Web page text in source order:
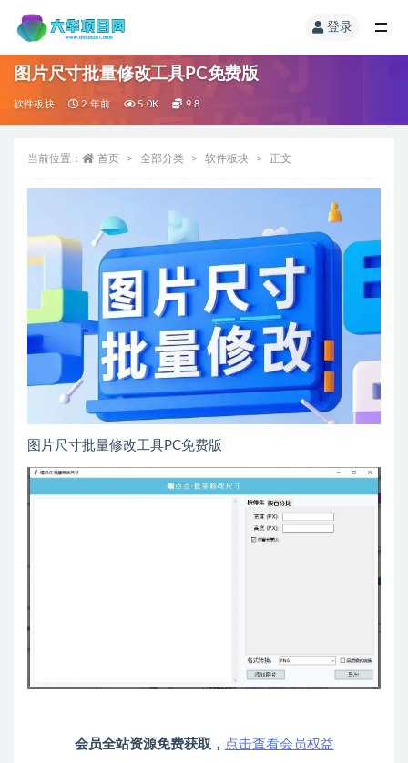
登录
图片尺寸批量修改工具PC免费版
软件板块 2 年前 5.0K 9.8
当前位置： 首页 全部分类 软件板块 正文
图片尺寸批量修改工具PC免费版
会员全站资源免费获取， 点击查看会员权益